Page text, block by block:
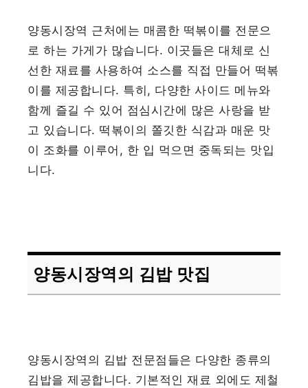
양동시장역 근처에는 매콤한 떡볶이를 전문으
로 하는 가게가 많습니다. 이곳들은 대체로 신
선한 재료를 사용하여 소스를 직접 만들어 떡볶
이를 제공합니다. 특히, 다양한 사이드 메뉴와
함께 즐길 수 있어 점심시간에 많은 사랑을 받
고 있습니다. 떡볶이의 쫄깃한 식감과 매운 맛
이 조화를 이루어, 한 입 먹으면 중독되는 맛입
니다.
양동시장역의 김밥 맛집
양동시장역의 김밥 전문점들은 다양한 종류의
김밥을 제공합니다. 기본적인 재료 외에도 제철